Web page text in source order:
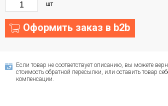
шт
Оформить заказ в b2b
Если товар не соответствует описанию, вы можете
стоимость обратной пересылки, или оставить товар
компенсации.